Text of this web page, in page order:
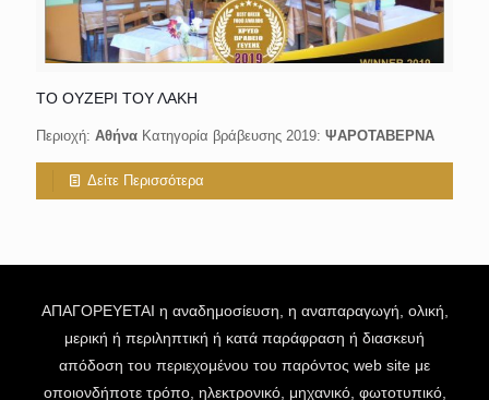
ΤΟ ΟΥΖΕΡΙ ΤΟΥ ΛΑΚΗ
Περιοχή: Αθήνα Κατηγορία βράβευσης 2019: ΨΑΡΟΤΑΒΕΡΝΑ
Δείτε Περισσότερα
ΑΠΑΓΟΡΕΥΕΤΑΙ η αναδημοσίευση, η αναπαραγωγή, ολική,
μερική ή περιληπτική ή κατά παράφραση ή διασκευή
απόδοση του περιεχομένου του παρόντος web site με
οποιονδήποτε τρόπο, ηλεκτρονικό, μηχανικό, φωτοτυπικό,